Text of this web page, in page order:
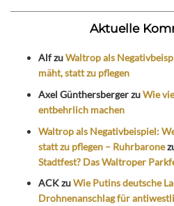
Aktuelle
AlfzuWaltrop als
mäht, statt zu pflegen
Axel GünthersbergerzuWie
entbehrlich machen
Waltrop als Negativbeispiel:
statt zu pflegen – Ruhrbarone
Stadtfest? Das Waltroper
ACKzuWie Putins deutsche
Drohnenanschlag für